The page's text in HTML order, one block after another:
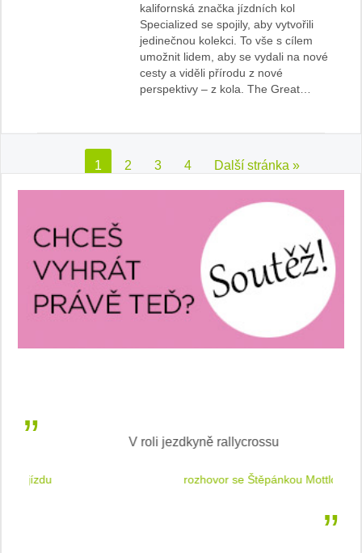
kalifornská značka jízdních kol
Specialized se spojily, aby vytvořili
jedinečnou kolekci. To vše s cílem
umožnit lidem, aby se vydali na nové
cesty a viděli přírodu z nové
perspektivy – z kola. The Great…
1 2 3 4 Další stránka »
V roli jezdkyně rallycrossu
rozhovor se Štěpánkou Mottlovou